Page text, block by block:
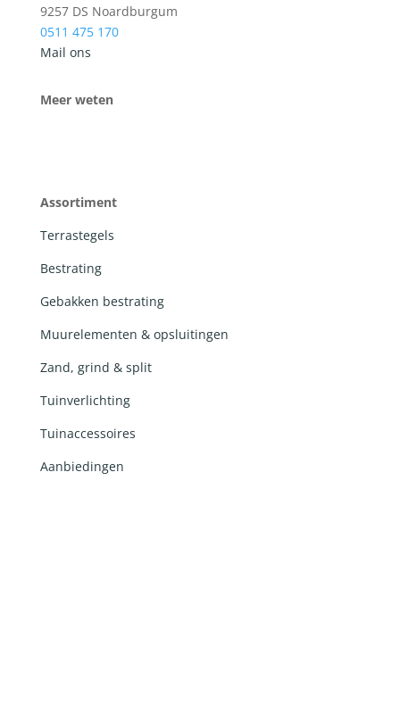
9257 DS Noardburgum
0511 475 170
Mail ons
Meer weten
Assortiment
Terrastegels
Bestrating
Gebakken bestrating
Muurelementen & opsluitingen
Zand, grind & split
Tuinverlichting
Tuinaccessoires
Aanbiedingen